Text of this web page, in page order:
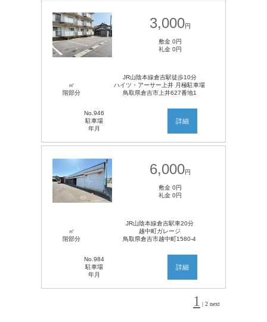
3,000円
敷金 0円
礼金 0円
㎡
階部分
JR山陰本線倉吉駅徒歩10分
ハイツ・アーサー上井 月極駐車場
鳥取県倉吉市上井627番地1
No.946
駐車場
年月
詳細
6,000円
敷金 0円
礼金 0円
㎡
階部分
JR山陰本線倉吉駅車20分
越中町ガレージ
鳥取県倉吉市越中町1580-4
No.984
駐車場
年月
詳細
1 | 2 next